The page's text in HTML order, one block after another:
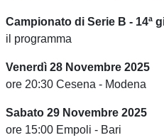
Campionato di Serie B - 14ª
il programma
Venerdì 28 Novembre 2025
ore 20:30 Cesena - Modena
Sabato 29 Novembre 2025
ore 15:00 Empoli - Bari